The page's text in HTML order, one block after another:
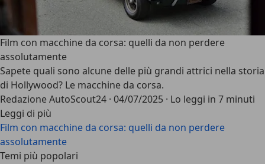
Film con macchine da corsa: quelli da non perdere
assolutamente
Sapete quali sono alcune delle più grandi attrici nella storia
di Hollywood? Le macchine da corsa.
Redazione AutoScout24 · 04/07/2025 · Lo leggi in 7 minuti
Leggi di più
Film con macchine da corsa: quelli da non perdere
assolutamente
Temi più popolari